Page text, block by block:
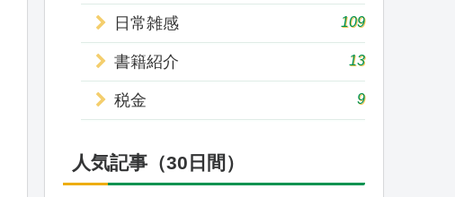
日常雑感 109
書籍紹介 13
税金 9
人気記事（30日間）